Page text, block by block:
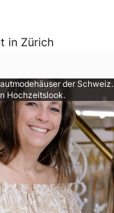
in Zürich
der
Hochzeitslook.